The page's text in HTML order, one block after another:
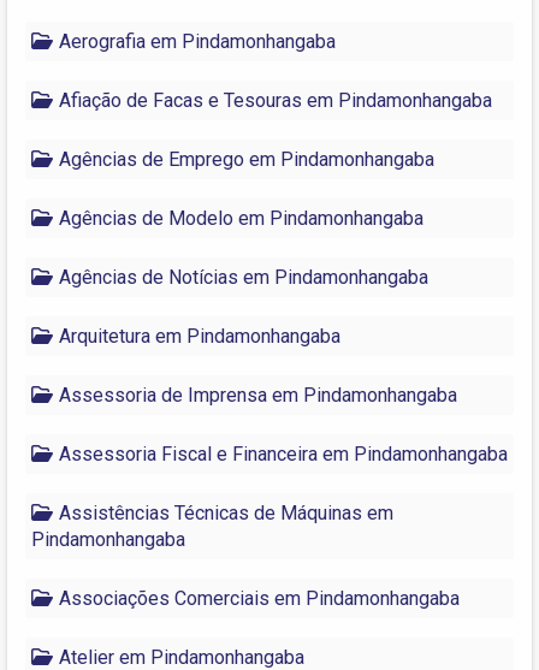
Aerografia em Pindamonhangaba
Afiação de Facas e Tesouras em Pindamonhangaba
Agências de Emprego em Pindamonhangaba
Agências de Modelo em Pindamonhangaba
Agências de Notícias em Pindamonhangaba
Arquitetura em Pindamonhangaba
Assessoria de Imprensa em Pindamonhangaba
Assessoria Fiscal e Financeira em Pindamonhangaba
Assistências Técnicas de Máquinas em
Pindamonhangaba
Associações Comerciais em Pindamonhangaba
Atelier em Pindamonhangaba